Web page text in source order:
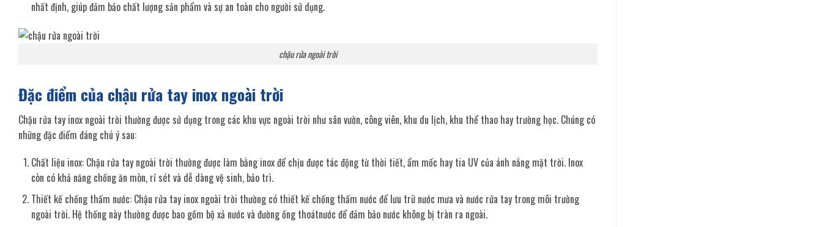
nhất định, giúp đảm bảo chất lượng sản phẩm và sự an toàn cho người sử dụng.
chậu rửa ngoài trời
Đặc điểm của chậu rửa tay inox ngoài trời
Chậu rửa tay inox ngoài trời thường được sử dụng trong các khu vực ngoài trời như sân vườn, công viên, khu du lịch, khu thể thao hay trường học. Chúng có
những đặc điểm đáng chú ý sau:
Chất liệu inox: Chậu rửa tay ngoài trời thường được làm bằng inox để chịu được tác động từ thời tiết, ẩm mốc hay tia UV của ánh nắng mặt trời. Inox
còn có khả năng chống ăn mòn, rỉ sét và dễ dàng vệ sinh, bảo trì.
Thiết kế chống thấm nước: Chậu rửa tay inox ngoài trời thường có thiết kế chống thấm nước để lưu trữ nước mưa và nước rửa tay trong môi trường
ngoài trời. Hệ thống này thường được bao gồm bộ xả nước và đường ống thoátnước để đảm bảo nước không bị tràn ra ngoài.